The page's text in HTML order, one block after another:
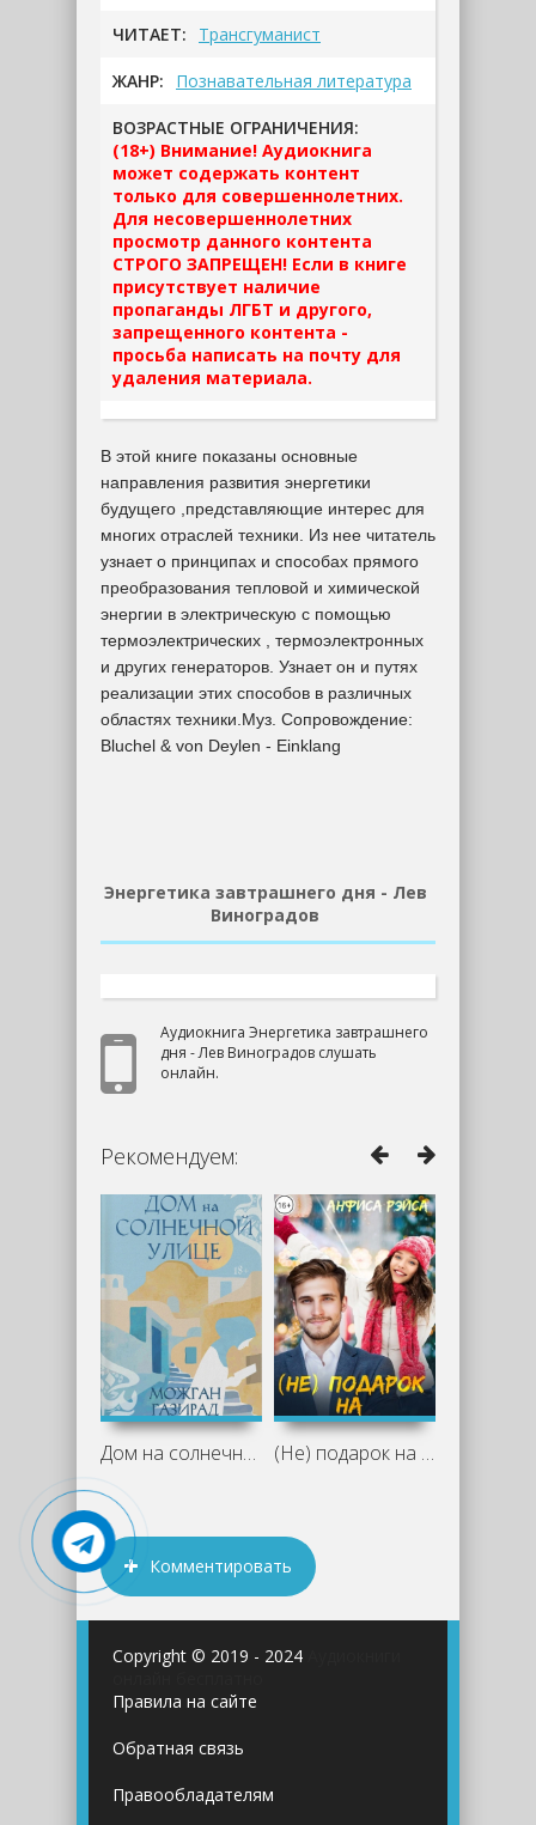
ЧИТАЕТ: Трансгуманист
ЖАНР: Познавательная литература
ВОЗРАСТНЫЕ ОГРАНИЧЕНИЯ:
(18+) Внимание! Аудиокнига
может содержать контент
только для совершеннолетних.
Для несовершеннолетних
просмотр данного контента
СТРОГО ЗАПРЕЩЕН! Если в книге
присутствует наличие
пропаганды ЛГБТ и другого,
запрещенного контента -
просьба написать на почту для
удаления материала.
В этой книге показаны основные
направления развития энергетики
будущего ,представляющие интерес для
многих отраслей техники. Из нее читатель
узнает о принципах и способах прямого
преобразования тепловой и химической
энергии в электрическую с помощью
термоэлектрических , термоэлектронных
и других генераторов. Узнает он и путях
реализации этих способов в различных
областях техники.Муз. Сопровождение:
Bluchel & von Deylen - Einklang
Энергетика завтрашнего дня - Лев
Виноградов
Аудиокнига Энергетика завтрашнего
дня - Лев Виноградов слушать
онлайн.
Рекомендуем:
Дом на солнечной улице - Можган Газирад (Не) подарок на Новый год - Анфиса Рэйса
Комментировать
Copyright © 2019 - 2024
Правила на сайте
Обратная связь
Правообладателям